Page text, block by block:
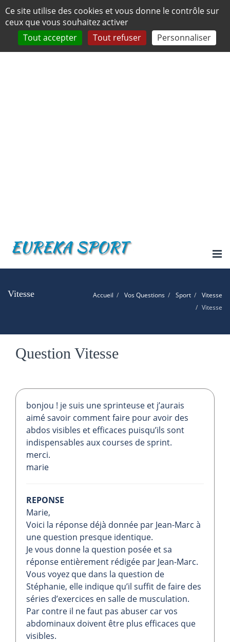
Vitesse Accueil Vos Questions Sport
Vitesse
Vitesse
Question Vitesse
bonjou ! je suis une sprinteuse et j’aurais
aimé savoir comment faire pour avoir des
abdos visibles et efficaces puisqu’ils sont
indispensables aux courses de sprint.
merci.
marie
REPONSE
Marie,
Voici la réponse déjà donnée par Jean-Marc à
une question presque identique.
Je vous donne la question posée et sa
réponse entièrement rédigée par Jean-Marc.
Vous voyez que dans la question de
Stéphanie, elle indique qu’il suffit de faire des
séries d’exercices en salle de musculation.
Par contre il ne faut pas abuser car vos
abdominaux doivent être plus efficaces que
visibles.
Panneau de gestion des cookies
Ce site utilise des cookies et vous donne le contrôle sur
ceux que vous souhaitez activer
Tout accepter
Tout refuser Personnaliser